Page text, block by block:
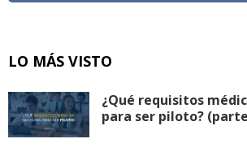
LO MÁS VISTO
¿Qué requisitos
para ser piloto?